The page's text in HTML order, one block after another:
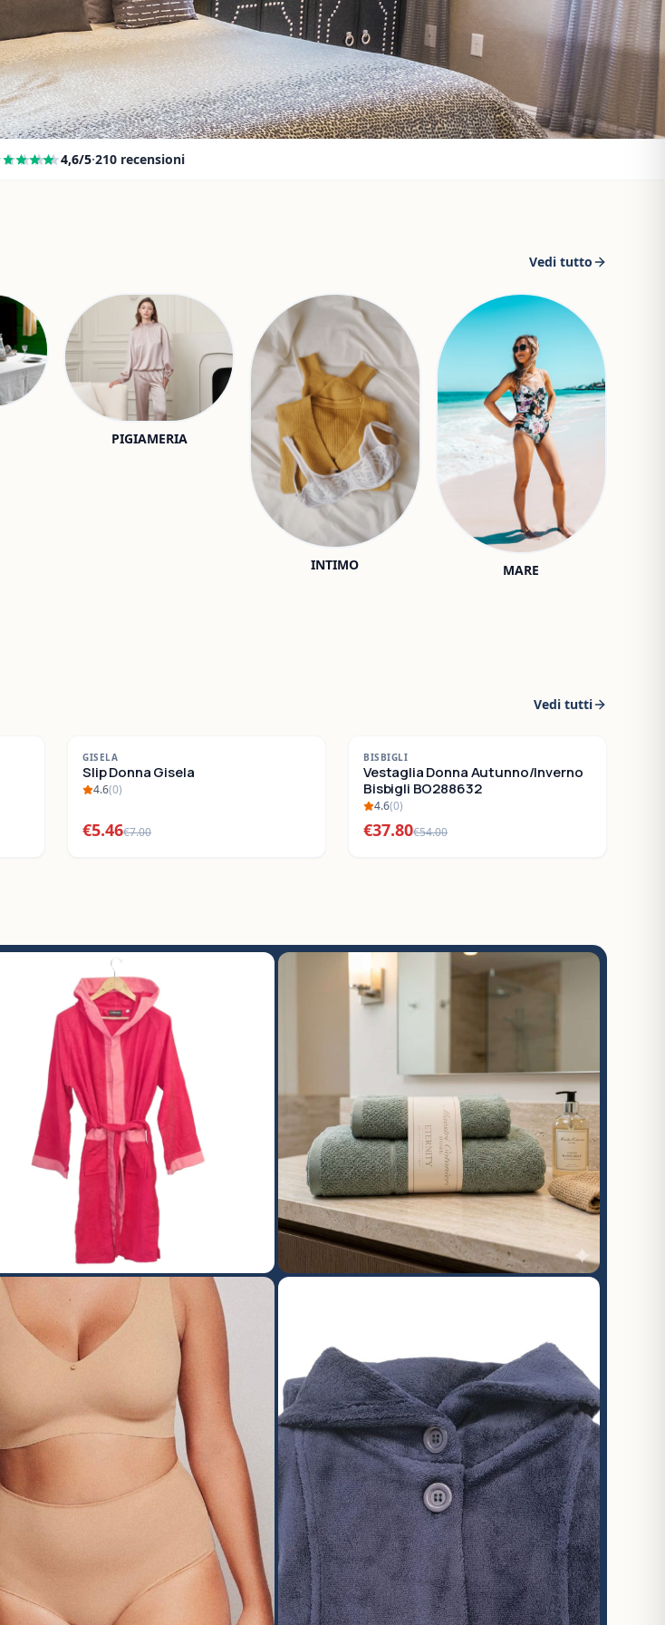
4,6/5·210 recensioni
Vedi tutto
PIGIAMERIA
INTIMO MARE
Vedi tutti
-22%
SALDI
GISELA
Slip Donna Gisela
4.6(0)
€5.46€7.00
-30%
SALDI
BISBIGLI
Vestaglia Donna Autunno/Inverno
Bisbigli BO288632
4.6(0)
€37.80€54.00